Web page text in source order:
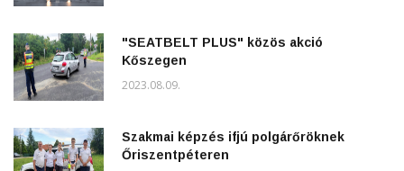
"SEATBELT PLUS" közös akció
Kőszegen
2023.08.09.
Szakmai képzés ifjú polgárőröknek
Őriszentpéteren